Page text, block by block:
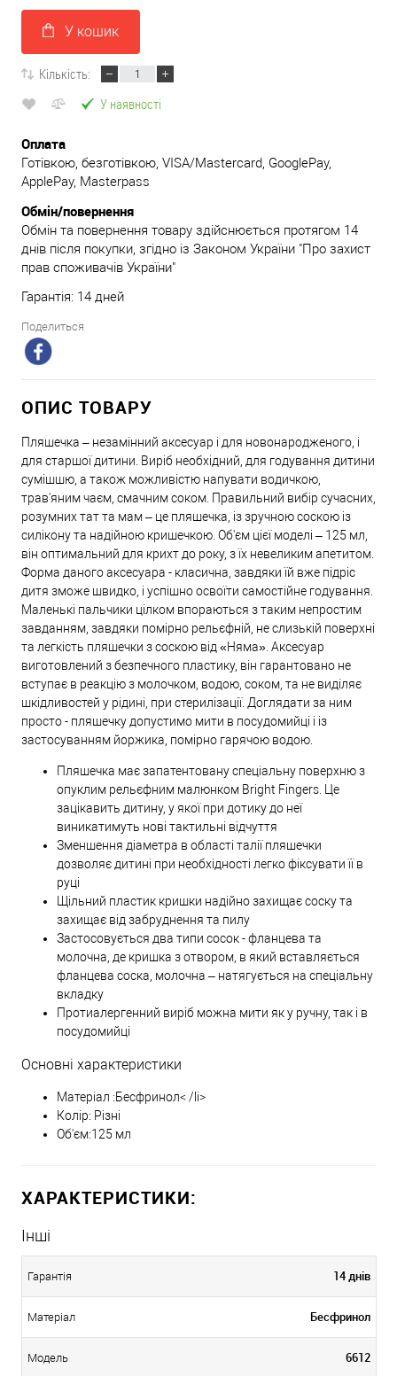
У кошик
Кількість:
У наявності
Оплата
Готівкою, безготівкою, VISA/Mastercard, GooglePay,
ApplePay, Masterpass
Обмін/повернення
Обмін та повернення товару здійснюється протягом 14
днів після покупки, згідно із Законом України "Про захист
прав споживачів України"
Гарантія: 14 дней
Поделиться
ОПИС ТОВАРУ
Пляшечка – незамінний аксесуар і для новонародженого, і
для старшої дитини. Виріб необхідний, для годування дитини
сумішшю, а також можливістю напувати водичкою,
трав'яним чаєм, смачним соком. Правильний вибір сучасних,
розумних тат та мам – це пляшечка, із зручною соскою із
силікону та надійною кришечкою. Об'єм цієї моделі – 125 мл,
він оптимальний для крихт до року, з їх невеликим апетитом.
Форма даного аксесуара - класична, завдяки їй вже підріс
дитя зможе швидко, і успішно освоїти самостійне годування.
Маленькі пальчики цілком впораються з таким непростим
завданням, завдяки помірно рельєфній, не слизькій поверхні
та легкість пляшечки з соскою від «Няма». Аксесуар
виготовлений з безпечного пластику, він гарантовано не
вступає в реакцію з молочком, водою, соком, та не виділяє
шкідливостей у рідині, при стерилізації. Доглядати за ним
просто - пляшечку допустимо мити в посудомийці і із
застосуванням йоржика, помірно гарячою водою.
Пляшечка має запатентовану спеціальну поверхню з
опуклим рельєфним малюнком Bright Fingers. Це
зацікавить дитину, у якої при дотику до неї
виникатимуть нові тактильні відчуття
Зменшення діаметра в області талії пляшечки
дозволяє дитині при необхідності легко фіксувати її в
руці
Щільний пластик кришки надійно захищає соску та
захищає від забруднення та пилу
Застосовується два типи сосок - фланцева та
молочна, де кришка з отвором, в який вставляється
фланцева соска, молочна – натягується на спеціальну
вкладку
Протиалергенний виріб можна мити як у ручну, так і в
посудомийці
Основні характеристики
Матеріал :Бесфринол< /li>
Колір: Різні
Об'єм:125 мл
ХАРАКТЕРИСТИКИ:
Інші
Гарантія 14 днів
Матеріал Бесфринол
Модель 6612